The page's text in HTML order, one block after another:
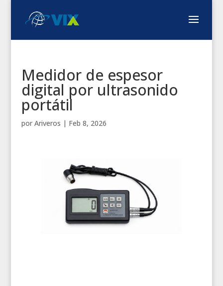
Medidor de espesor
digital por ultrasonido
portátil
por Ariveros | Feb 8, 2026